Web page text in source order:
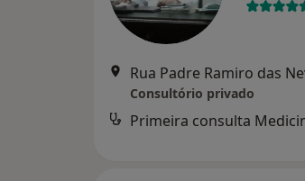
Rua Padre Ramiro das
Consultório privado
Primeira consulta